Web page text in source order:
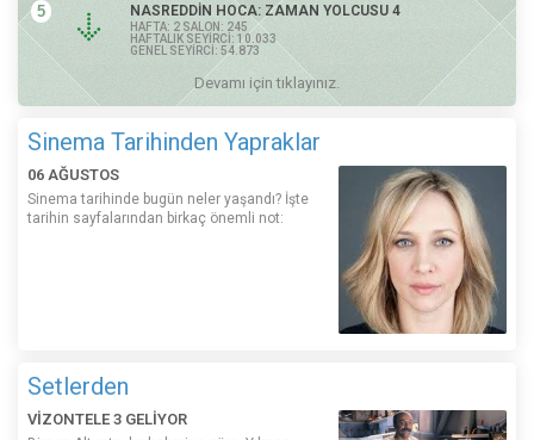
5 NASREDDİN HOCA: ZAMAN YOLCUSU 4
HAFTA: 2 SALON: 245
HAFTALIK SEYİRCİ: 10.033
GENEL SEYİRCİ: 54.873
Devamı için tıklayınız.
Sinema Tarihinden Yapraklar
06 AĞUSTOS
Sinema tarihinde bugün neler yaşandı? İşte
tarihin sayfalarından birkaç önemli not:
Setlerden
VİZONTELE 3 GELİYOR